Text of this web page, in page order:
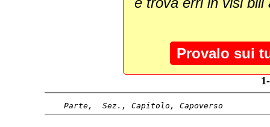
Provalo sui
Parte,  Sez., Capitolo, Capoverso